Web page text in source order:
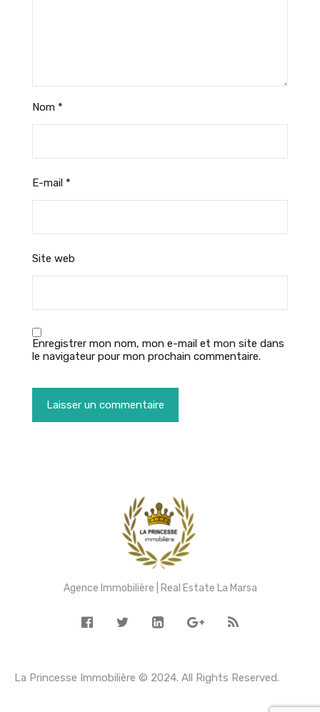
Nom *
E-mail *
Site web
Enregistrer mon nom, mon e-mail et mon site dans
le navigateur pour mon prochain commentaire.
Agence Immobilière | Real Estate La Marsa
La Princesse Immobilière © 2024. All Rights Reserved.